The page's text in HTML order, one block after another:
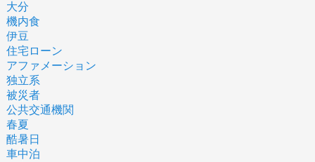
大分
機内食
伊豆
住宅ローン
アファメーション
独立系
被災者
公共交通機関
春夏
酷暑日
車中泊